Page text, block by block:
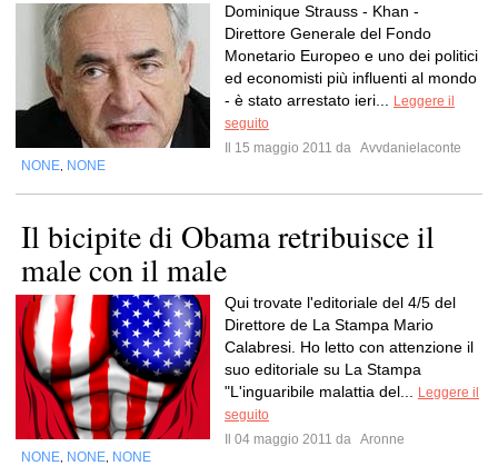
Dominique Strauss - Khan -
Direttore Generale del Fondo
Monetario Europeo e uno dei politici
ed economisti più influenti al mondo
- è stato arrestato ieri...
Leggere il
seguito
Il 15 maggio 2011 da Avvdanielaconte
NONE NONE
Il bicipite di Obama retribuisce il
male con il male
Qui trovate l'editoriale del 4/5 del
Direttore de La Stampa Mario
Calabresi. Ho letto con attenzione il
suo editoriale su La Stampa
"L'inguaribile malattia del...
Leggere il
seguito
Il 04 maggio 2011 da Aronne
NONE NONE NONE